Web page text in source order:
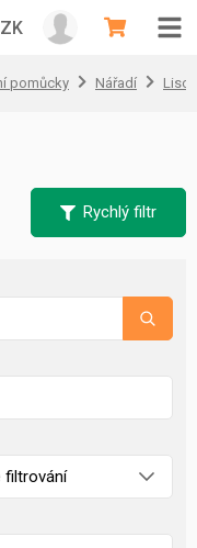
pomůcky Nářadí
Rychlý filtr
filtrování